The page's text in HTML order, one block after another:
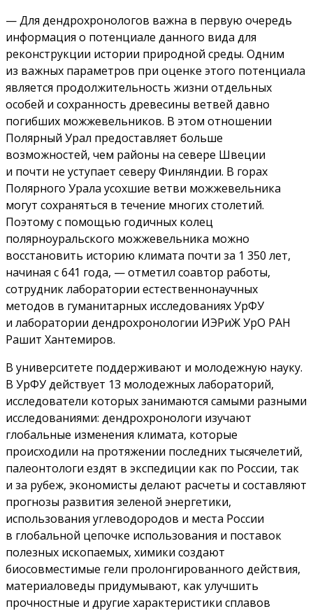
— Для дендрохронологов важна в первую очередь
информация о потенциале данного вида для
реконструкции истории природной среды. Одним
из важных параметров при оценке этого потенциала
является продолжительность жизни отдельных
особей и сохранность древесины ветвей давно
погибших можжевельников. В этом отношении
Полярный Урал предоставляет больше
возможностей, чем районы на севере Швеции
и почти не уступает северу Финляндии. В горах
Полярного Урала усохшие ветви можжевельника
могут сохраняться в течение многих столетий.
Поэтому с помощью годичных колец
полярноуральского можжевельника можно
восстановить историю климата почти за 1 350 лет,
начиная с 641 года, — отметил соавтор работы,
сотрудник лаборатории естественнонаучных
методов в гуманитарных исследованиях УрФУ
и лаборатории дендрохронологии ИЭРиЖ УрО РАН
Рашит Хантемиров.
В университете поддерживают и молодежную науку.
В УрФУ действует 13 молодежных лабораторий,
исследователи которых занимаются самыми разными
исследованиями: дендрохронологи изучают
глобальные изменения климата, которые
происходили на протяжении последних тысячелетий,
палеонтологи ездят в экспедиции как по России, так
и за рубеж, экономисты делают расчеты и составляют
прогнозы развития зеленой энергетики,
использования углеводородов и места России
в глобальной цепочке использования и поставок
полезных ископаемых, химики создают
биосовместимые гели пролонгированного действия,
материаловеды придумывают, как улучшить
прочностные и другие характеристики сплавов